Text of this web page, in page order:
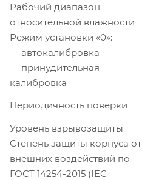
Рабочий диапазон
относительной влажности
Режим установки «0»:
— автокалибровка
— принудительная
калибровка
Периодичность поверки
Уровень взрывозащиты
Степень защиты корпуса от
внешних воздействий по
ГОСТ 14254-2015 (IEC